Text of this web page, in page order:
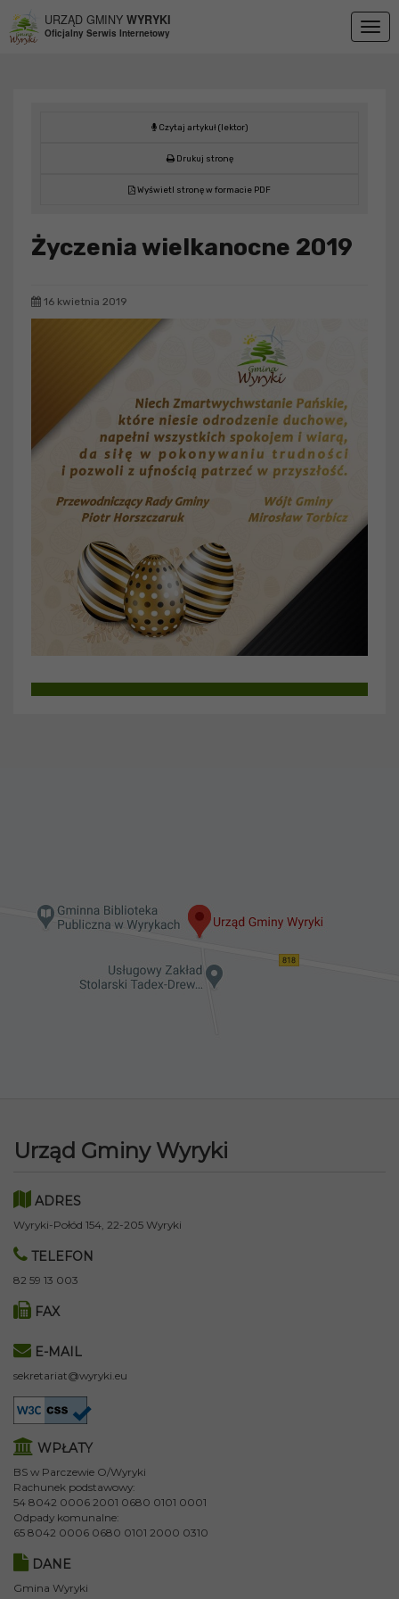
URZĄD GMINY WYRYKI
Oficjalny Serwis Internetowy
Czytaj artykuł (lektor)
Drukuj stronę
Wyświetl stronę w formacie PDF
Życzenia wielkanocne 2019
16 kwietnia 2019
Urząd Gminy Wyryki
ADRES
Wyryki-Połód 154, 22-205 Wyryki
TELEFON
82 59 13 003
FAX
E-MAIL
sekretariat@wyryki.eu
WPŁATY
BS w Parczewie O/Wyryki
Rachunek podstawowy:
54 8042 0006 2001 0680 0101 0001
Odpady komunalne:
65 8042 0006 0680 0101 2000 0310
DANE
Gmina Wyryki